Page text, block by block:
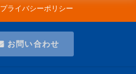
プライバシーポリシー
お問い合わせ